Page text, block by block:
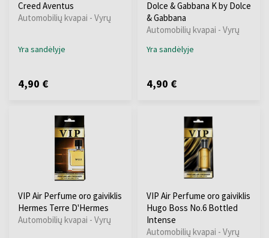
Creed Aventus
Automobilių kvapai - Vyrų
Yra sandėlyje
4,90 €
Dolce & Gabbana K by Dolce
& Gabbana
Automobilių kvapai - Vyrų
Yra sandėlyje
4,90 €
VIP Air Perfume oro gaiviklis
Hermes Terre D'Hermes
Automobilių kvapai - Vyrų
VIP Air Perfume oro gaiviklis
Hugo Boss No.6 Bottled
Intense
Automobilių kvapai - Vyrų